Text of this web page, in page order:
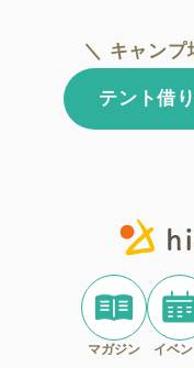
＼ キャンプ
テント借
マガジン イベン